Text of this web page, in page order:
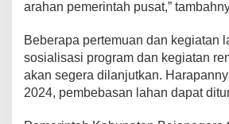
arahan pemerintah pusat,”
Beberapa pertemuan dan kegiatan
sosialisasi program dan kegiatan
akan segera dilanjutkan.
2024, pembebasan lahan dapat